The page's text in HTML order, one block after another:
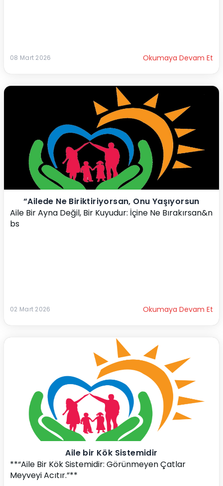
08 Mart 2026 Okumaya Devam Et
“Ailede Ne Biriktiriyorsan, Onu Yaşıyorsun
Aile Bir Ayna Değil, Bir Kuyudur: İçine Ne Bırakırsan&n
bs
02 Mart 2026 Okumaya Devam Et
Aile bir Kök Sistemidir
**“Aile Bir Kök Sistemidir: Görünmeyen Çatlar
Meyveyi Acıtır.”**